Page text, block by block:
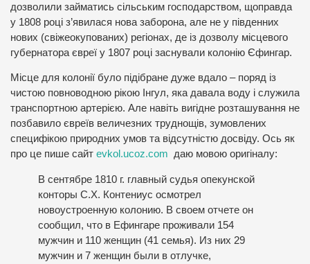
дозволили займатись сільським господарством, щоправда
у 1808 році з’явилася нова заборона, але не у південних
нових (свіжеокупованих) регіонах, де із дозволу місцевого
губернатора євреї у 1807 році заснували колонію Єфингар.
Місце для колонії було підібране дуже вдало – поряд із
чистою повноводною рікою Інгул, яка давала воду і служила
транспортною артерією. Але навіть вигідне розташування не
позбавило євреїв величезних труднощів, зумовлених
специфікою природних умов та відсутністю досвіду. Ось як
про це пише сайт evkol.ucoz.com даю мовою оригіналу:
В сентябре 1810 г. главный судья опекунской
конторы С.Х. Контениус осмотрел
новоустроенную колонию. В своем отчете он
сообщил, что в Ефингаре проживали 154
мужчин и 110 женщин (41 семья). Из них 29
мужчин и 7 женщин были в отлучке,